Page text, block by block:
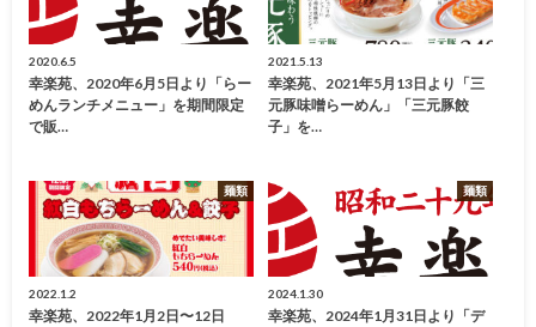
2020.6.5
幸楽苑、2020年6月5日より「らー
めんランチメニュー」を期間限定
で販…
2021.5.13
幸楽苑、2021年5月13日より「三
元豚味噌らーめん」「三元豚餃
子」を…
麺類
2022.1.2
幸楽苑、2022年1月2日〜12日
麺類
2024.1.30
幸楽苑、2024年1月31日より「デ